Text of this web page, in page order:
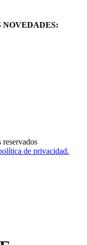
de privacidad.